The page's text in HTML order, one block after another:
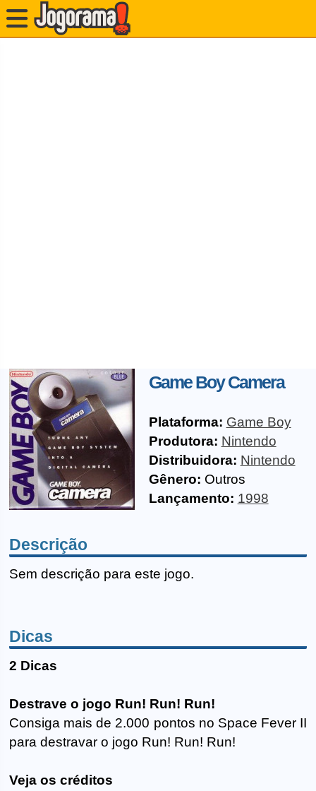
Game Boy Camera
Plataforma: Game Boy
Produtora: Nintendo
Distribuidora: Nintendo
Gênero: Outros
Lançamento: 1998
Descrição
Sem descrição para este jogo.
Dicas
2 Dicas
Destrave o jogo Run! Run! Run!
Consiga mais de 2.000 pontos no Space Fever II
para destravar o jogo Run! Run! Run!
Veja os créditos